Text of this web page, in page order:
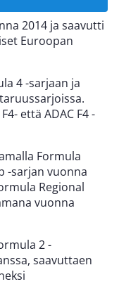
2014 ja saavutti
Euroopan
4 -sarjaan ja
että ADAC F4 -
Formula
-sarjan vuonna
Regional
vuonna
2 -
saavuttaen